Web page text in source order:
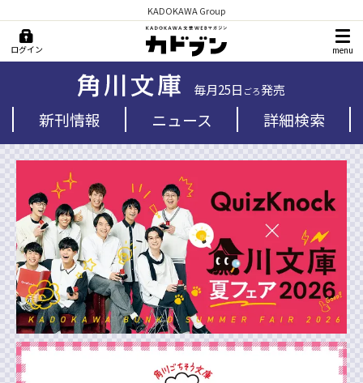
KADOKAWA Group
ログイン menu
毎月25日 ごろ発売
新刊情報 ニュース 詳細検索